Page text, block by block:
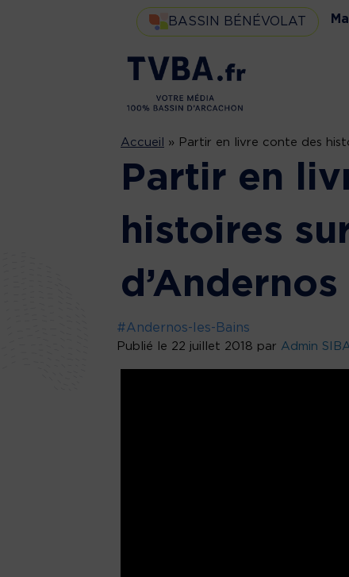
BASSIN BÉNÉVOLAT
Accueil » Partir en livre conte des
Partir en
histoires
d’Andernos
#Andernos-les-Bains
Publié le 22 juillet 2018 par Admin